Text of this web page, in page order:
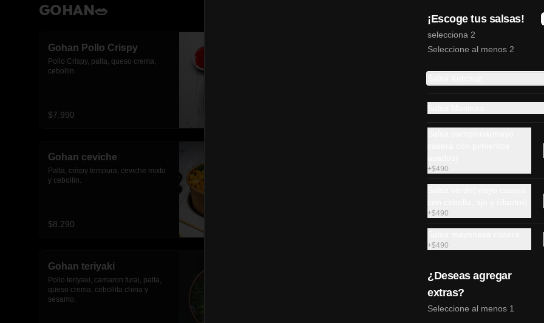
GOHAN🥗
Gohan Pollo Crispy
Pollo Crispy, palta, queso crema,
cebollin.
$7.990
Gohan ceviche
Palta, crispy tempura, ceviche mixto
y cebollin.
$8.290
Gohan teriyaki
Pollo teriyaki, camaron furai, palta,
queso crema, cebollita china y
sesamo.
¡Escoge tus salsas!
selecciona 2
Seleccione al menos 2
+$490
+$490
+$490
¿Deseas agregar
extras?
Seleccione al menos 1